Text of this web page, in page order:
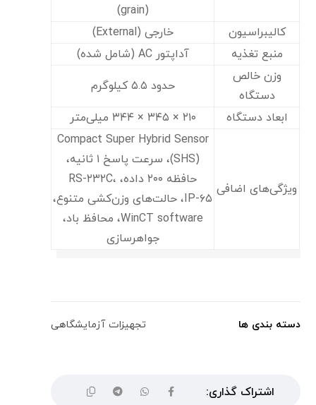
(grain)
کالیبراسیون
خارجی (External)
منبع تغذیه
آداپتور AC (شامل شده)
وزن خالص
دستگاه
حدود ۵.۵ کیلوگرم
ابعاد دستگاه ۲۱۰ × ۳۴۵ × ۳۴۴ میلی‌متر
ویژگی‌های اضافی
Compact Super Hybrid Sensor
(SHS)، سرعت پاسخ ۱ ثانیه،
حافظه ۲۰۰ داده، RS-۲۳۲C،
IP-۶۵، حالت‌های وزن‌کشی متنوع،
WinCT software، محافظ باد،
جواهرسازی
دسته بندی ها تجهیزات آزمایشگاهی